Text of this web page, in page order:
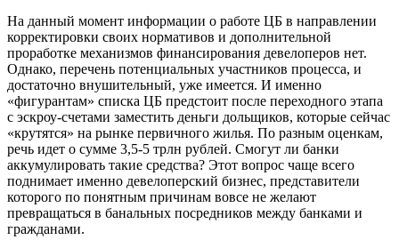
На данный момент информации о работе ЦБ в направлении
корректировки своих нормативов и дополнительной
проработке механизмов финансирования девелоперов нет.
Однако, перечень потенциальных участников процесса, и
достаточно внушительный, уже имеется. И именно
«фигурантам» списка ЦБ предстоит после переходного этапа
с эскроу-счетами заместить деньги дольщиков, которые сейчас
«крутятся» на рынке первичного жилья. По разным оценкам,
речь идет о сумме 3,5-5 трлн рублей. Смогут ли банки
аккумулировать такие средства? Этот вопрос чаще всего
поднимает именно девелоперский бизнес, представители
которого по понятным причинам вовсе не желают
превращаться в банальных посредников между банками и
гражданами.